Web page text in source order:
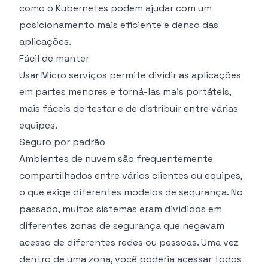
como o Kubernetes podem ajudar com um
posicionamento mais eficiente e denso das
aplicações.
Fácil de manter
Usar Micro serviços permite dividir as aplicações
em partes menores e torná-las mais portáteis,
mais fáceis de testar e de distribuir entre várias
equipes.
Seguro por padrão
Ambientes de nuvem são frequentemente
compartilhados entre vários clientes ou equipes,
o que exige diferentes modelos de segurança. No
passado, muitos sistemas eram divididos em
diferentes zonas de segurança que negavam
acesso de diferentes redes ou pessoas. Uma vez
dentro de uma zona, você poderia acessar todos